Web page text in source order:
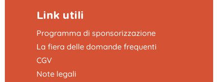
Link utili
Programma di sponsorizzazione
La fiera delle domande frequenti
CGV
Note legali